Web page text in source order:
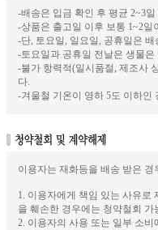
-배송은 입금 확인 후 평균 2~3
-상품은 출고일 이후 보통 1~2
-단, 토요일, 일요일, 공휴일은
-토요일과 공휴일 전날은 생물은
-불가 항력적(일시품절, 제조사
다.
-겨울철 기온이 영하 5도 이하인
이용자는 재화등을 배송 받은
1. 이용자에게 책임 있는 사유로
을 훼손한 경우에는 청약철회 가
2. 이용자의 사용 또는 일부 소